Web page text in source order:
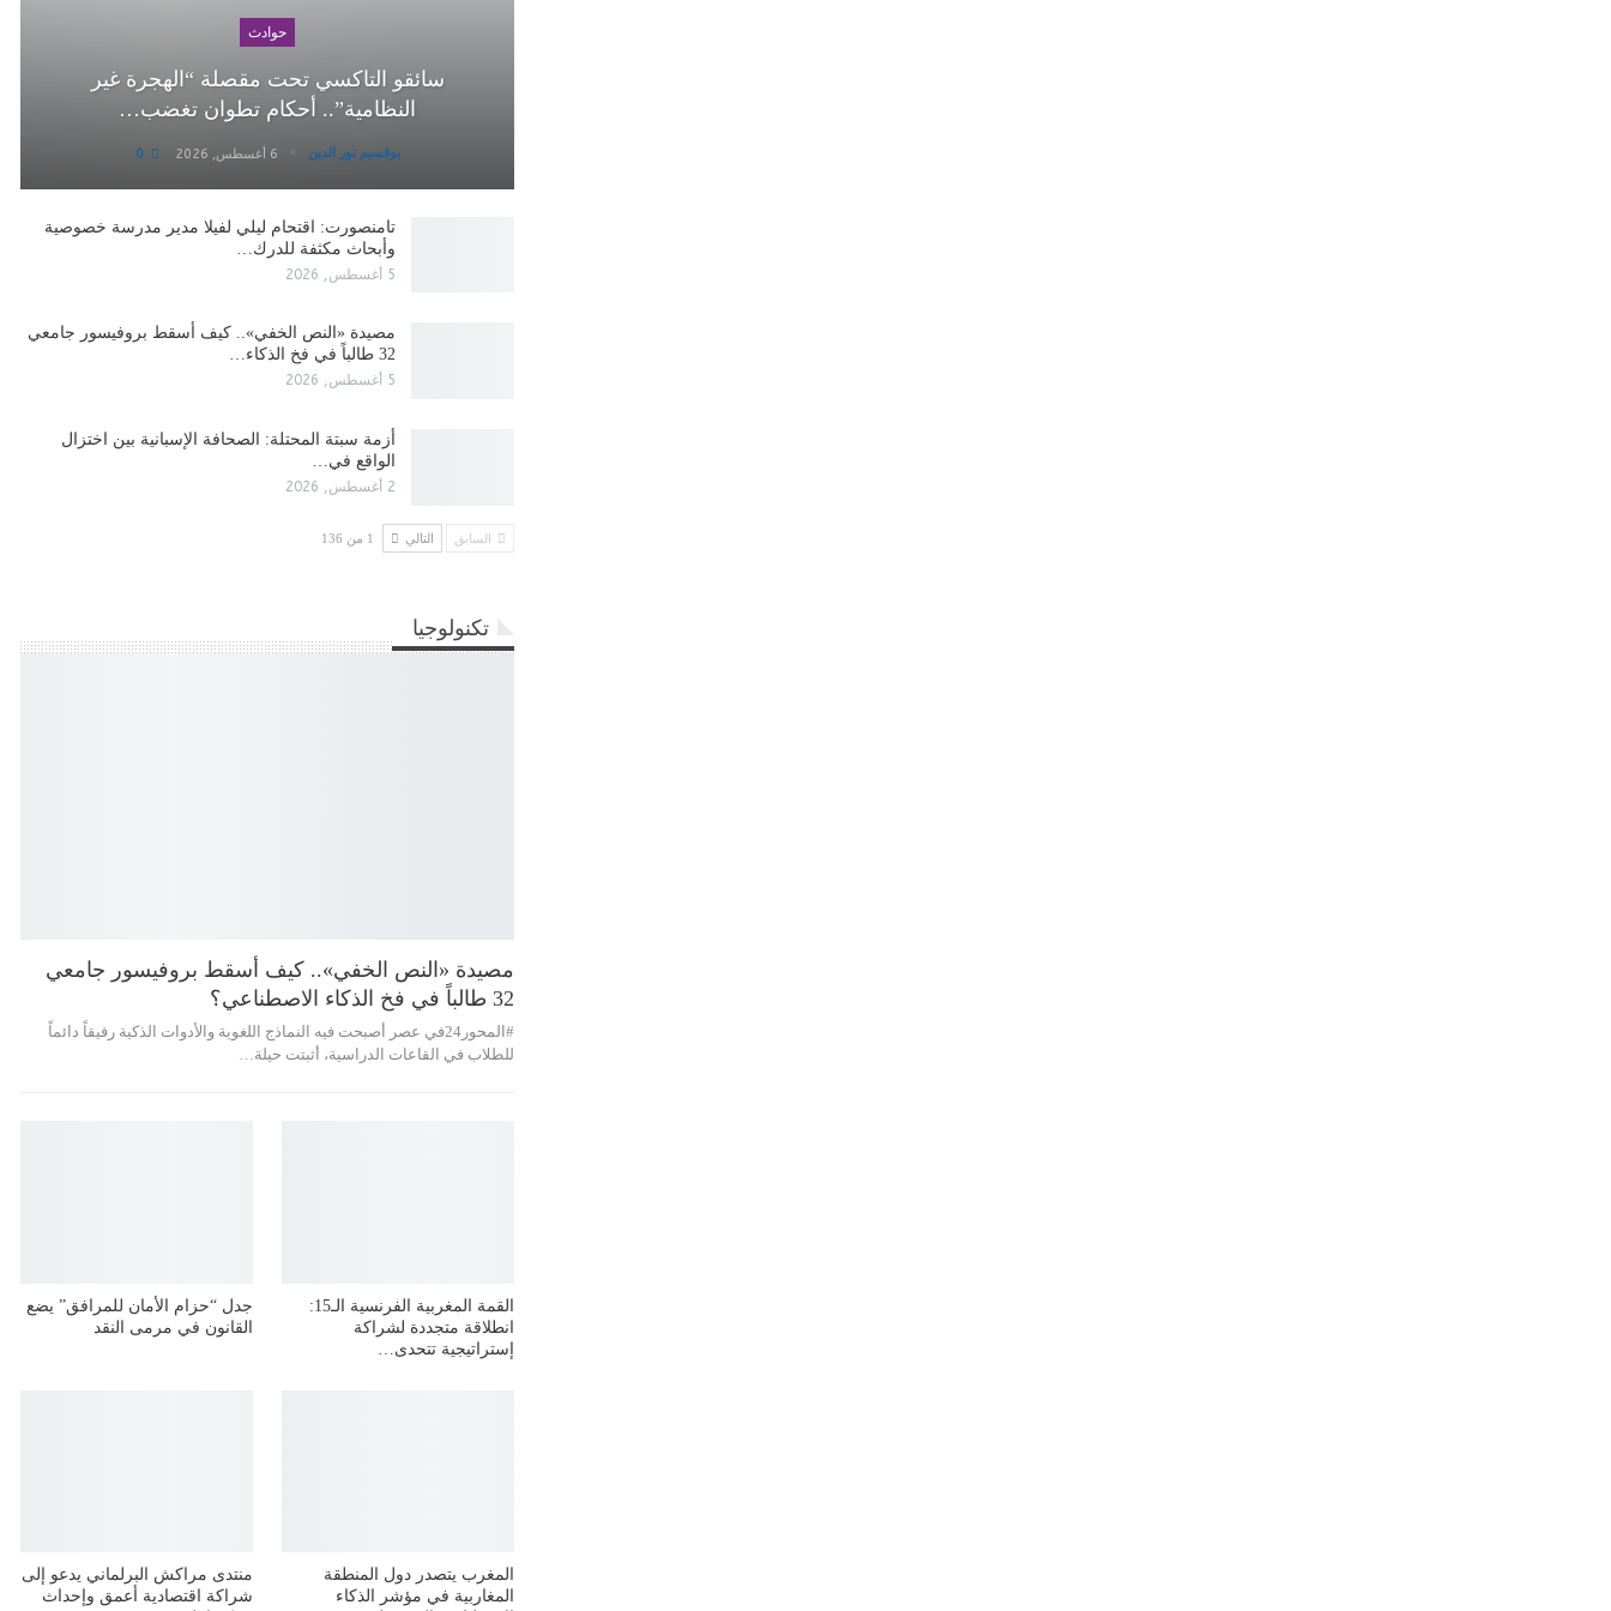
حوادث
سائقو التاكسي تحت مقصلة “الهجرة غير
النظامية”.. أحكام تطوان تغضب…
بوقسيم نور الدين 6 أغسطس, 2026 0
تامنصورت: اقتحام ليلي لفيلا مدير مدرسة خصوصية
وأبحاث مكثفة للدرك…
5 أغسطس, 2026
مصيدة «النص الخفي».. كيف أسقط بروفيسور جامعي
32 طالباً في فخ الذكاء…
5 أغسطس, 2026
أزمة سبتة المحتلة: الصحافة الإسبانية بين اختزال
الواقع في…
2 أغسطس, 2026
السابق التالي 1 من 136
تكنولوجيا
مصيدة «النص الخفي».. كيف أسقط بروفيسور جامعي
32 طالباً في فخ الذكاء الاصطناعي؟
#المحور24 ​في عصر أصبحت فيه النماذج اللغوية والأدوات الذكية رفيقاً دائماً
للطلاب في القاعات الدراسية، أثبتت حيلة…
القمة المغربية الفرنسية الـ15:
انطلاقة متجددة لشراكة
إستراتيجية تتحدى…
جدل “حزام الأمان للمرافق” يضع
القانون في مرمى النقد
المغرب يتصدر دول المنطقة
المغاربية في مؤشر الذكاء
منتدى مراكش البرلماني يدعو إلى
شراكة اقتصادية أعمق وإحداث